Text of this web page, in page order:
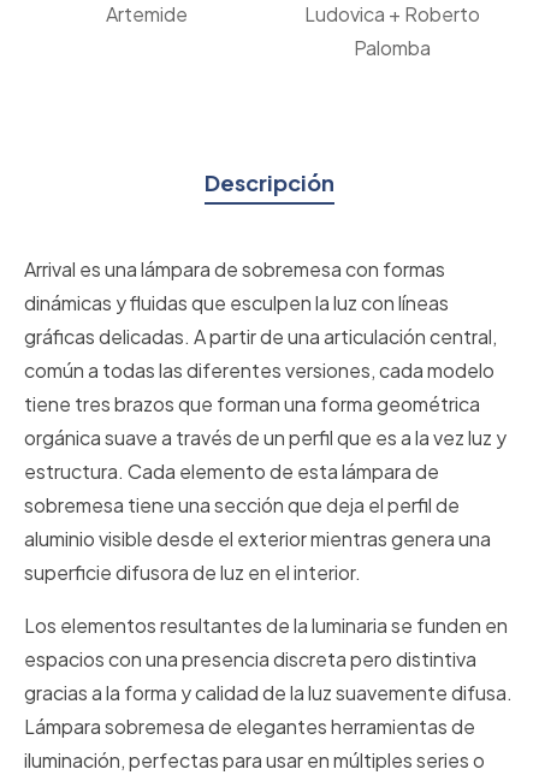
Artemide
Ludovica + Roberto
Palomba
Descripción
Arrival es una lámpara de sobremesa con formas
dinámicas y fluidas que esculpen la luz con líneas
gráficas delicadas. A partir de una articulación central,
común a todas las diferentes versiones, cada modelo
tiene tres brazos que forman una forma geométrica
orgánica suave a través de un perfil que es a la vez luz y
estructura. Cada elemento de esta lámpara de
sobremesa tiene una sección que deja el perfil de
aluminio visible desde el exterior mientras genera una
superficie difusora de luz en el interior.
Los elementos resultantes de la luminaria se funden en
espacios con una presencia discreta pero distintiva
gracias a la forma y calidad de la luz suavemente difusa.
Lámpara sobremesa de elegantes herramientas de
iluminación, perfectas para usar en múltiples series o